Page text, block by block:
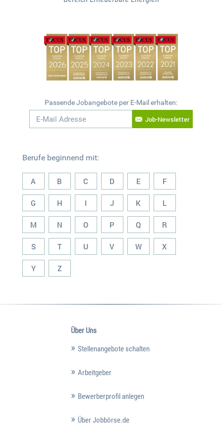
Passende Jobangebote per E-Mail erhalten:
Job-Newsletter
Berufe beginnend mit:
A B C D E F
G H I J K L
M N O P Q R
S T U V W X
Y Z
Über Uns
Stellenangebote schalten
Arbeitgeber
Bewerberprofil anlegen
Über Jobbörse.de